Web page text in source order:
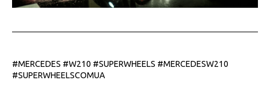
#MERCEDES #W210 #SUPERWHEELS #MERCEDESW210
#SUPERWHEELSCOMUA